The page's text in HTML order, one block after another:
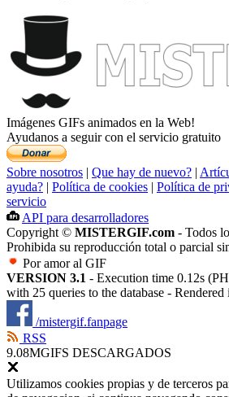
Imágenes GIFs animados en la Web!
Ayudanos a seguir con el servicio gratuito
Sobre nosotros | Que hay de nuevo? |
ayuda? | Política de cookies | Política de
servicio
API para desarrolladores
Copyright © MISTERGIF.com - Todos
Prohibida su reproducción total o parcial
Por amor al GIF
VERSION 3.1 - Execution time 0.12s
with 25 queries to the database - Rendered
/mistergif.fanpage
RSS
9.08MGIFS DESCARGADOS
Utilizamos cookies propias y de terceros